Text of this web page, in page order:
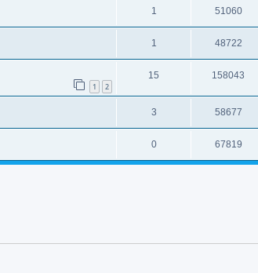
1 51060
1 48722
1 2
15 158043
3 58677
0 67819